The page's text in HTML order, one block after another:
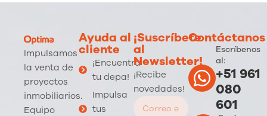
Impulsamos
la venta de
proyectos
inmobiliarios.
Equipo
Ayuda al
cliente
¡Encuentra
tu depa!
Impulsa
tus
¡Suscríbete
al
Newsletter!
¡Recibe
novedades!
Contáctanos
Escríbenos
al:
+51 961
080
601